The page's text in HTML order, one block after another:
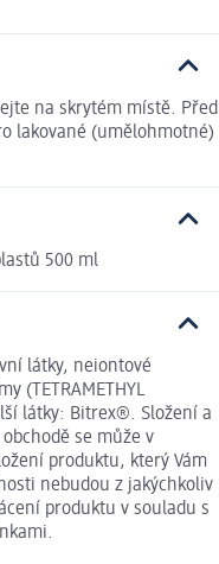
na skrytém místě. Před
lakované (umělohmotné)
500 ml
látky, neiontové
(TETRAMETHYL
látky: Bitrex®. Složení a
se může v
produktu, který Vám
nebudou z jakýchkoliv
produktu v souladu s